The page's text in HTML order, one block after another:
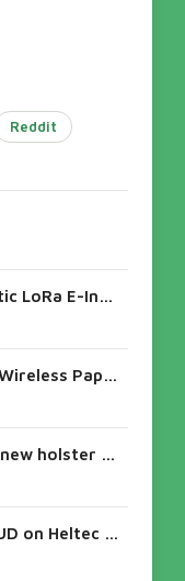
Reddit
🔥 Heltec Meshtastic LoRa E-Ink Display Review | Smart Price Tag with ESP32 + SX1262 (30% OFF!) - YouTube
Switching Off the Wireless Paper by Heltec with Meshtastic Firmware #inkMesh - YouTube
Testing Alleycat's new holster for the Wireless paper node ...
How to Flash InkHUD on Heltec E-Paper Display - YouTubeTesting Alleycat's new holster for the Wireless paper node ...